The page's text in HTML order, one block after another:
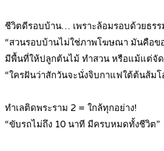
ชีวิตดีรอบบ้าน… เพราะล้อมรอบด้วยธร
“สวนรอบบ้านไม่ใช่ภาพโฆษณา มันคือขอ
มีพื้นที่ให้ปลูกต้นไม้ ทำสวน หรือแม้แต่จัด
“ใครฝันว่าสักวันจะนั่งจิบกาแฟใต้ต้นส้ม
ทำเลติดพระราม 2 = ใกล้ทุกอย่าง!
“ขับรถไม่ถึง 10 นาที มีครบหมดทั้งชีวิต”